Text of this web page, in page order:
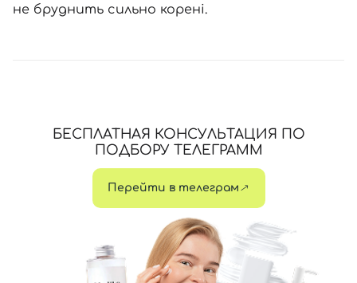
не бруднить сильно корені.
БЕСПЛАТНАЯ КОНСУЛЬТАЦИЯ ПО
ПОДБОРУ ТЕЛЕГРАММ
Перейти в телеграм